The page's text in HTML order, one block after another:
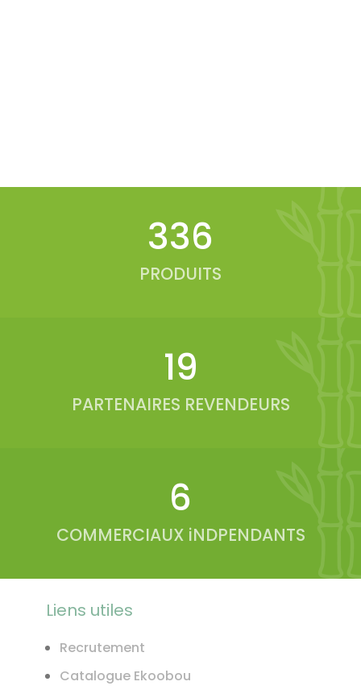
348
PRODUITS
20
PARTENAIRES REVENDEURS
6
COMMERCIAUX iNDPENDANTS
Liens utiles
Recrutement
Catalogue Ekoobou